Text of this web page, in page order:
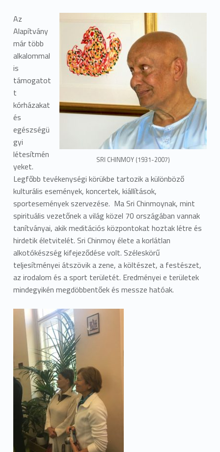
SRI CHINMOY (1931-2007)
Az
Alapítvány
már több
alkalommal
is
támogatot
t
kórházakat
és
egészségü
gyi
létesítmén
yeket.
Legfőbb tevékenységi körükbe tartozik a különböző
kulturális események, koncertek, kiállítások,
sportesemények szervezése. Ma Sri Chinmoynak, mint
spirituális vezetőnek a világ közel 70 országában vannak
tanítványai, akik meditációs központokat hoztak létre és
hirdetik életvitelét. Sri Chinmoy élete a korlátlan
alkotókészség kifejeződése volt. Széleskörű
teljesítményei átszövik a zene, a költészet, a festészet,
az irodalom és a sport területét. Eredményei e területek
mindegyikén megdöbbentőek és messze hatóak.